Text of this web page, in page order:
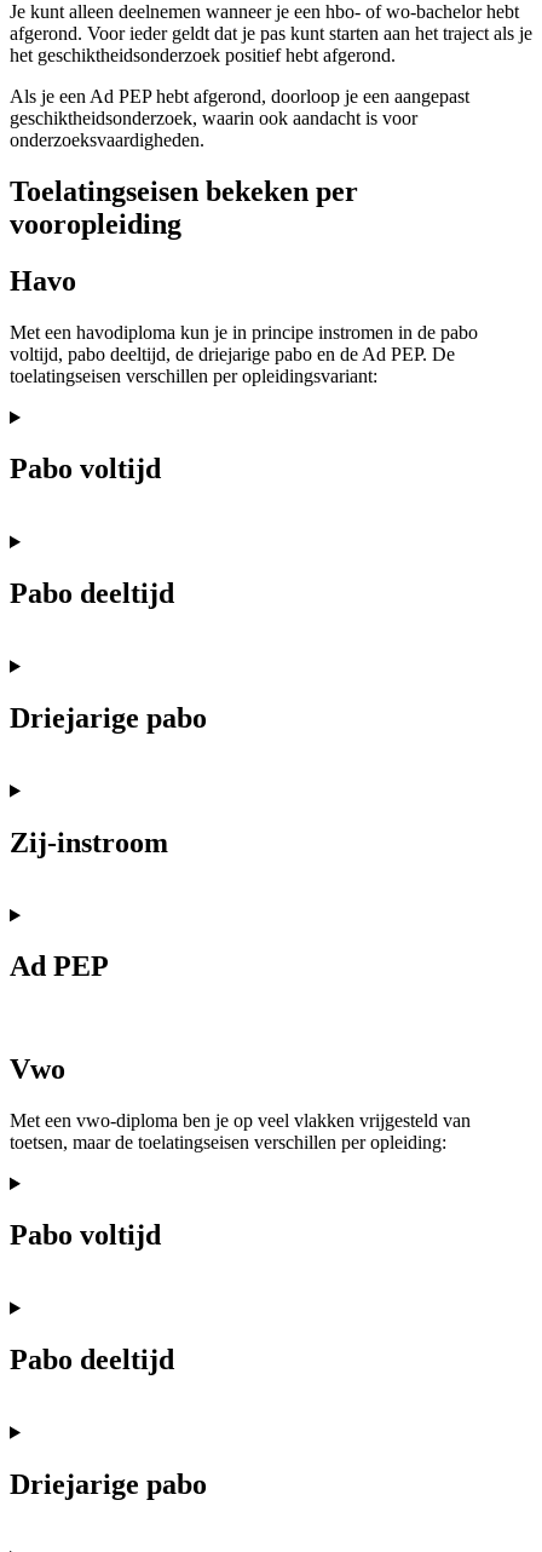
Je kunt alleen deelnemen wanneer je een hbo- of wo-bachelor hebt
afgerond. Voor ieder geldt dat je pas kunt starten aan het traject als je
het geschiktheidsonderzoek positief hebt afgerond.
Als je een Ad PEP hebt afgerond, doorloop je een aangepast
geschiktheidsonderzoek, waarin ook aandacht is voor
onderzoeksvaardigheden.
Toelatingseisen bekeken per
vooropleiding
Havo
Met een havodiploma kun je in principe instromen in de pabo
voltijd, pabo deeltijd, de driejarige pabo en de Ad PEP. De
toelatingseisen verschillen per opleidingsvariant:
Pabo voltijd
Pabo deeltijd
Driejarige pabo
Zij-instroom
Ad PEP
Vwo
Met een vwo-diploma ben je op veel vlakken vrijgesteld van
toetsen, maar de toelatingseisen verschillen per opleiding:
Pabo voltijd
Pabo deeltijd
Driejarige pabo